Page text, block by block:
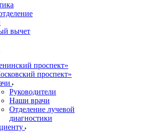
вычет
проспект»
проспект»
Руководители
Наши врачи
Отделение лучевой
диагностики